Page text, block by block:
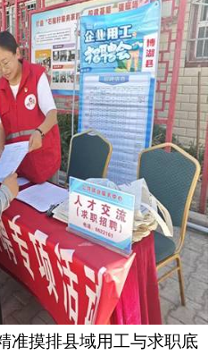
准摸排县域用工与求职底